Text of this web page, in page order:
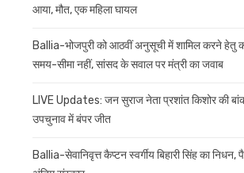
आया, मौत, एक महिला घायल
Ballia-भोजपुरी को आठवीं अनुसूची में शामिल करने हेतु
समय-सीमा नहीं, सांसद के सवाल पर मंत्री का जवाब
LIVE Updates: जन सुराज नेता प्रशांत किशोर की
उपचुनाव में बंपर जीत
Ballia-सेवानिवृत्त कैप्टन स्वर्गीय बिहारी सिंह का निधन,